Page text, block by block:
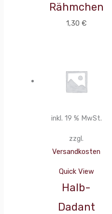
Rähmchen
1,30 €
inkl. 19 % MwSt.
zzgl.
Versandkosten
Quick View
Halb-
Dadant